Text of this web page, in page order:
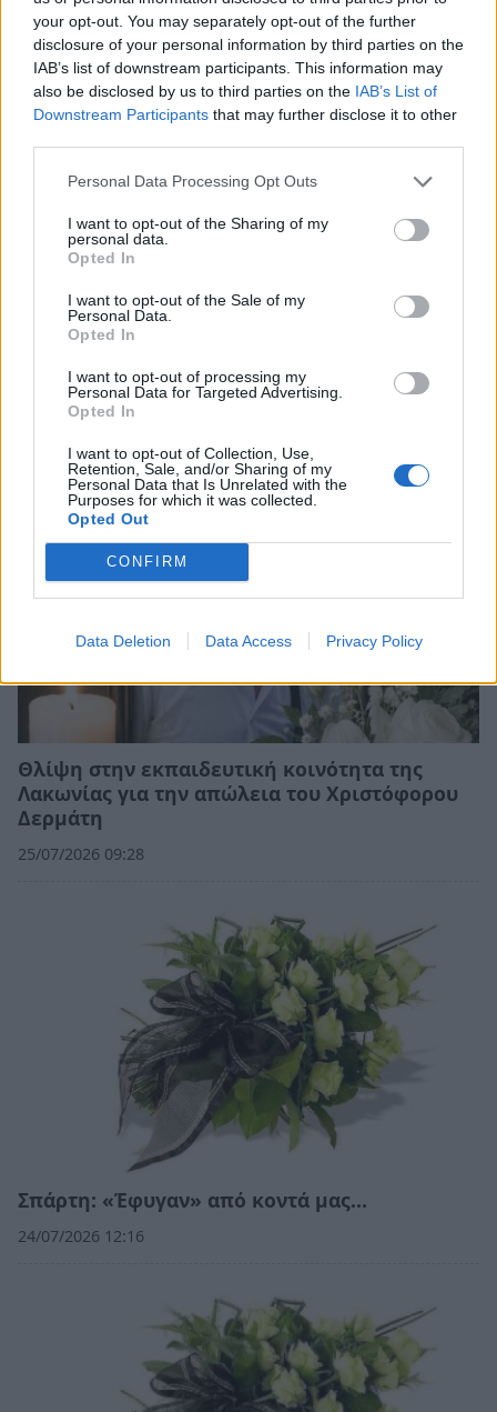
your opt-out. You may separately opt-out of the further
disclosure of your personal information by third parties on the
IAB’s list of downstream participants. This information may
also be disclosed by us to third parties on the IAB’s List of
Downstream Participants that may further disclose it to other
Personal Data Processing Opt Outs
I want to opt-out of the Sharing of my
personal data.
Opted In
I want to opt-out of the Sale of my
Personal Data.
Opted In
I want to opt-out of processing my
Personal Data for Targeted Advertising.
Opted In
I want to opt-out of Collection, Use,
Retention, Sale, and/or Sharing of my
Personal Data that Is Unrelated with the
Purposes for which it was collected.
Opted Out
CONFIRM
Data Deletion Data Access Privacy Policy
Σχετικά Άρθρα
Σπάρτη: «Έφυγαν» από κοντά μας…
31/07/2026 10:07
Θλίψη στην εκπαιδευτική κοινότητα της
Λακωνίας για την απώλεια του Χριστόφορου
Δερμάτη
25/07/2026 09:28
Σπάρτη: «Έφυγαν» από κοντά μας…
24/07/2026 12:16